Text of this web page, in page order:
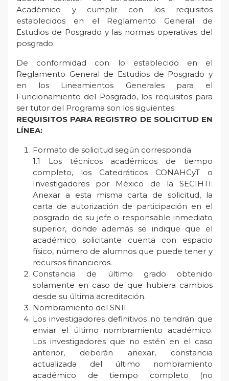
Académico y cumplir con los requisitos
establecidos en el Reglamento General de
Estudios de Posgrado y las normas operativas del
posgrado.
De conformidad con lo establecido en el
Reglamento General de Estudios de Posgrado y
en los Lineamientos Generales para el
Funcionamiento del Posgrado, los requisitos para
ser tutor del Programa son los siguientes:
REQUISITOS PARA REGISTRO DE SOLICITUD EN
LÍNEA:
Formato de solicitud según corresponda
1.1 Los técnicos académicos de tiempo
completo, los Catedráticos CONAHCyT o
Investigadores por México de la SECIHTI:
Anexar a esta misma carta de solicitud, la
carta de autorización de participación en el
posgrado de su jefe o responsable inmediato
superior, donde además se indique que el
académico solicitante cuenta con espacio
físico, número de alumnos que puede tener y
recursos financieros.
Constancia de último grado obtenido
solamente en caso de que hubiera cambios
desde su última acreditación.
Nombramiento del SNII.
Los investigadores definitivos no tendrán que
enviar el último nombramiento académico.
Los investigadores que no estén en el caso
anterior, deberán anexar, constancia
actualizada del último nombramiento
académico de tiempo completo (no